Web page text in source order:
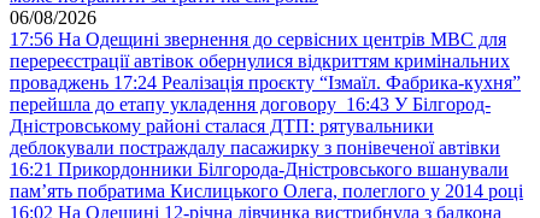
06/08/2026
17:56 На Одещині звернення до сервісних центрів МВС для
перереєстрації автівок обернулися відкриттям кримінальних
проваджень 17:24 Реалізація проєкту “Ізмаїл. Фабрика-кухня”
перейшла до етапу укладення договору 16:43 У Білгород-
Дністровському районі сталася ДТП: рятувальники
деблокували постраждалу пасажирку з понівеченої автівки
16:21 Прикордонники Білгорода-Дністровського вшанували
пам’ять побратима Кислицького Олега, полеглого у 2014 році
16:02 На Одещині 12-річна дівчинка вистрибнула з балкона